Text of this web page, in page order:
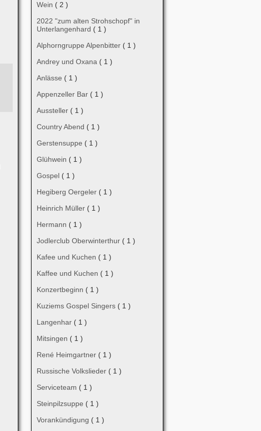
Wein ( 2 )
2022 "zum alten Strohschopf" in
Unterlangenhard ( 1 )
Alphorngruppe Alpenbitter ( 1 )
Andrey und Oxana ( 1 )
Anlässe ( 1 )
Appenzeller Bar ( 1 )
Aussteller ( 1 )
Country Abend ( 1 )
Gerstensuppe ( 1 )
Glühwein ( 1 )
Gospel ( 1 )
Hegiberg Oergeler ( 1 )
Heinrich Müller ( 1 )
Hermann ( 1 )
Jodlerclub Oberwinterthur ( 1 )
Kafee und Kuchen ( 1 )
Kaffee und Kuchen ( 1 )
Konzertbeginn ( 1 )
Kuziems Gospel Singers ( 1 )
Langenhar ( 1 )
Mitsingen ( 1 )
René Heimgartner ( 1 )
Russische Volkslieder ( 1 )
Serviceteam ( 1 )
Steinpilzsuppe ( 1 )
Vorankündigung ( 1 )